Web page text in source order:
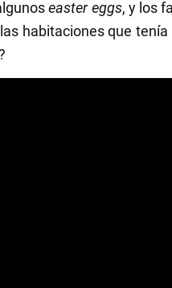
easter eggs, y los
habitaciones que